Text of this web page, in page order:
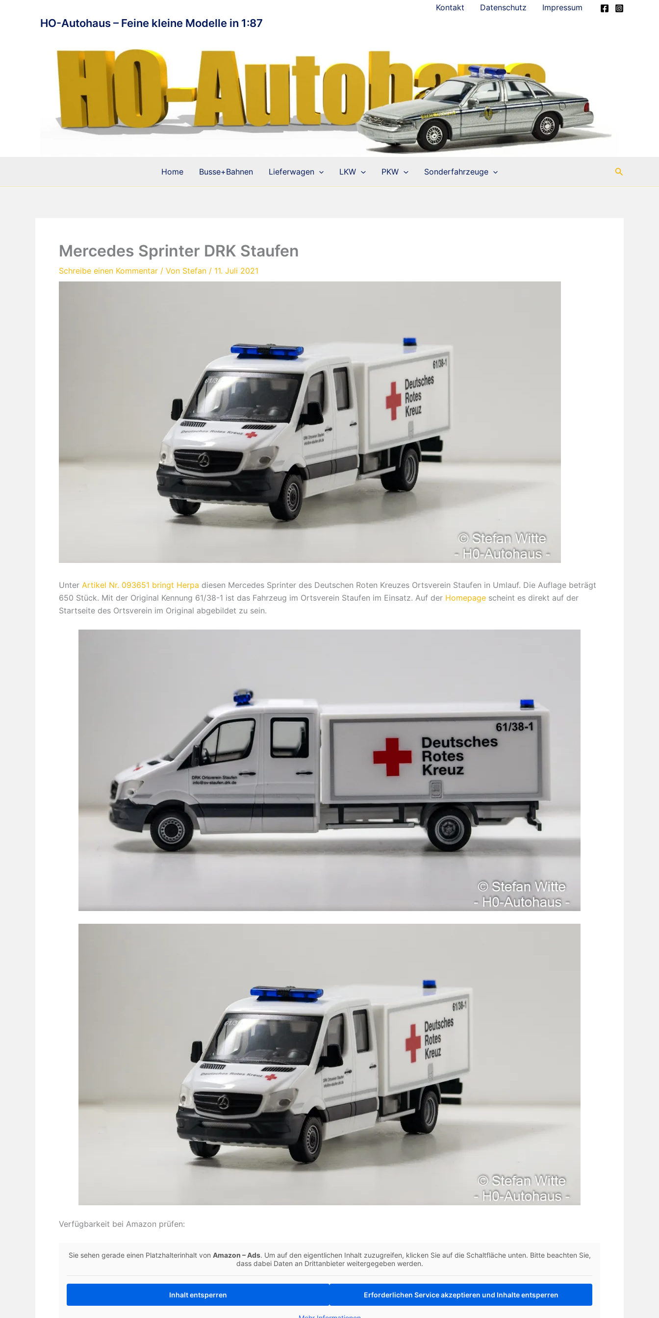
Kontakt Datenschutz Impressum
HO-Autohaus – Feine kleine Modelle in 1:87
Home Busse+Bahnen Lieferwagen LKW PKW Sonderfahrzeuge Suchen
Mercedes Sprinter DRK Staufen
Schreibe einen Kommentar / Von Stefan / 11. Juli 2021
Unter Artikel Nr. 093651 bringt Herpa diesen Mercedes Sprinter des Deutschen Roten Kreuzes Ortsverein Staufen in Umlauf. Die Auflage beträgt
650 Stück. Mit der Original Kennung 61/38-1 ist das Fahrzeug im Ortsverein Staufen im Einsatz. Auf der Homepage scheint es direkt auf der
Startseite des Ortsverein im Original abgebildet zu sein.
Verfügbarkeit bei Amazon prüfen:
Sie sehen gerade einen Platzhalterinhalt von Amazon – Ads. Um auf den eigentlichen Inhalt zuzugreifen, klicken Sie auf die Schaltfläche unten. Bitte beachten Sie,
dass dabei Daten an Drittanbieter weitergegeben werden.
Inhalt entsperren Erforderlichen Service akzeptieren und Inhalte entsperren